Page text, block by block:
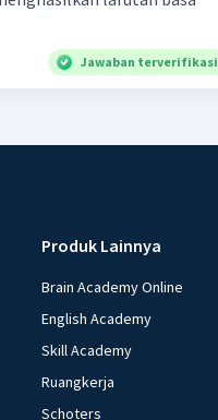
Jawaban terverifikasi
Produk Lainnya
Brain Academy Online
English Academy
Skill Academy
Ruangkerja
Schoters